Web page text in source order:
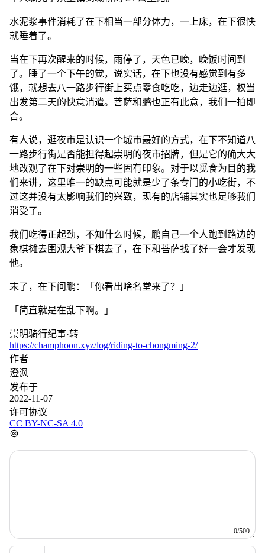
合。
一路步行街是否能担得起崇明的夜市招牌，但是它的确大大
地改观了在下对崇明的一些固有印象。对于以觅食为目的我
们来讲，这里唯一的缺点可能就是少了条专门的小吃街，不
过这并没有太影响我们的兴致，现有的店铺其实也足够我们
消受了。
我们吃得正起劲，不知什么时候，鹏自己一个人跑到路边的
象棋摊去围观大爷下棋去了，在下和菩萨找了好一会才发现
他。
末了，在下问鹏：「你看出啥名堂来了？」
崇明骑行纪事·转
https://champhoon.xyz/log/riding-to-chongming-2/
作者
澄沨
2022-11-07
CC BY-NC-SA 4.0